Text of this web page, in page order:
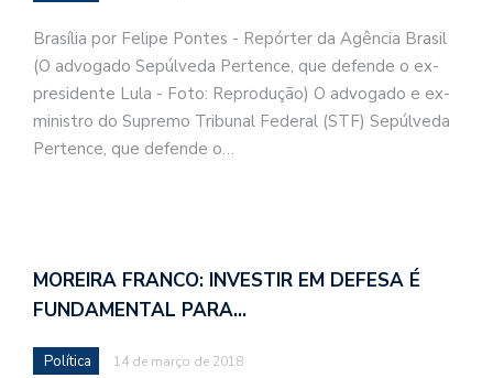
Brasília por Felipe Pontes - Repórter da Agência Brasil
(O advogado Sepúlveda Pertence, que defende o ex-
presidente Lula - Foto: Reprodução) O advogado e ex-
ministro do Supremo Tribunal Federal (STF) Sepúlveda
Pertence, que defende o…
MOREIRA FRANCO: INVESTIR EM DEFESA É
FUNDAMENTAL PARA…
Política 14 de março de 2018